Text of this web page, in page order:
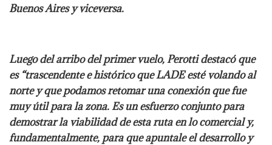
Buenos Aires y viceversa.
Luego del arribo del primer vuelo, Perotti destacó que
es “trascendente e histórico que LADE esté volando al
norte y que podamos retomar una conexión que fue
muy útil para la zona. Es un esfuerzo conjunto para
demostrar la viabilidad de esta ruta en lo comercial y,
fundamentalmente, para que apuntale el desarrollo y